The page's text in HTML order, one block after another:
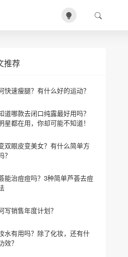
推荐
快速瘦腿？有什么好的运动？
道哪款去闭口纯露最好用吗？
星都在用，你却可能不知道！
双眼皮变美女？有什么简单方
？
能治痘痘吗？3种简单芦荟去痘
写销售年度计划？
水有用吗？除了化妆，还有什
效？